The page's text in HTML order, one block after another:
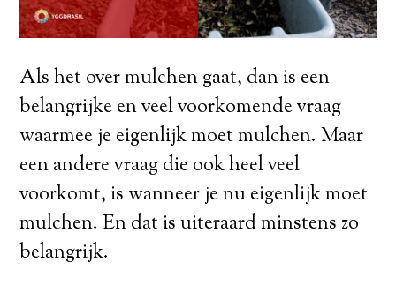
Als het over mulchen gaat, dan is een
belangrijke en veel voorkomende vraag
waarmee je eigenlijk moet mulchen. Maar
een andere vraag die ook heel veel
voorkomt, is wanneer je nu eigenlijk moet
mulchen. En dat is uiteraard minstens zo
belangrijk.